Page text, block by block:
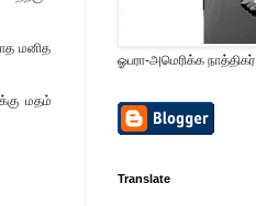
மனித
மதம்
ஓபரா-அமெரிக்க நாத்திகர்
Translate